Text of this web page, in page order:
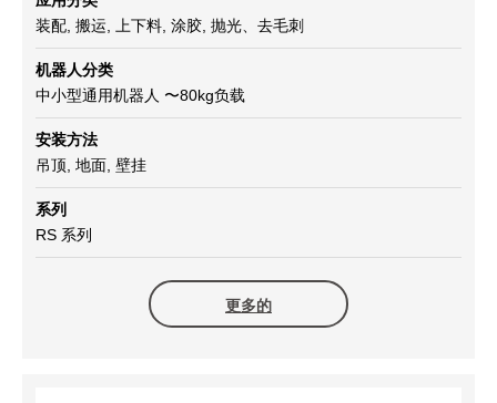
装配, 搬运, 上下料, 涂胶, 抛光、去毛刺
机器人分类
中小型通用机器人 〜80kg负载
安装方法
吊顶, 地面, 壁挂
系列
RS 系列
更多的